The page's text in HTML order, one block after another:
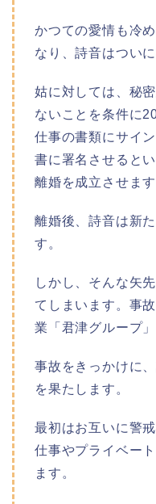
かつての愛情も冷
なり、詩音はつい
姑に対しては、秘
ないことを条件に
仕事の書類にサイ
書に署名させると
離婚を成立させます
離婚後、詩音は新
す。
しかし、そんな矢
てしまいます。事
業「君津グループ
事故をきっかけに
を果たします。
最初はお互いに警
仕事やプライベー
ます。